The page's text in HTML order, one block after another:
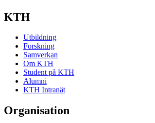
KTH
Utbildning
Forskning
Samverkan
Om KTH
Student på KTH
Alumni
KTH Intranät
Organisation